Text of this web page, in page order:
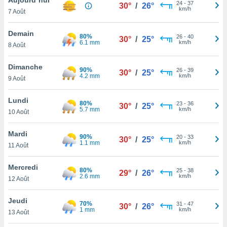
et
»,
au
vous
qu'ils
ou
le
ainsi
un
la
du
7 Août
30° / 26° 24- 37
km/h
Demain
8 Août
80%
6.1 mm
30° / 25° 26- 40
km/h
Dimanche
9 Août
90%
4.2 mm
30° / 25° 26- 39
km/h
Lundi
10 Août
80%
5.7 mm
30° / 25° 23- 36
km/h
Mardi
11 Août
90%
1.1 mm
30° / 25° 20- 33
km/h
Mercredi
12 Août
80%
2.6 mm
29° / 26° 25- 38
km/h
Jeudi
13 Août
70%
1 mm
30° / 26° 31 - 47
km/h